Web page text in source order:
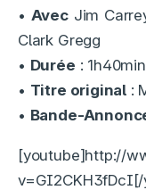
• AvecJim
Clark Gregg
• Durée : 1h40min
• Titre original :
• Bande-
[youtube]http://
v=GI2CKH3fDcI[/